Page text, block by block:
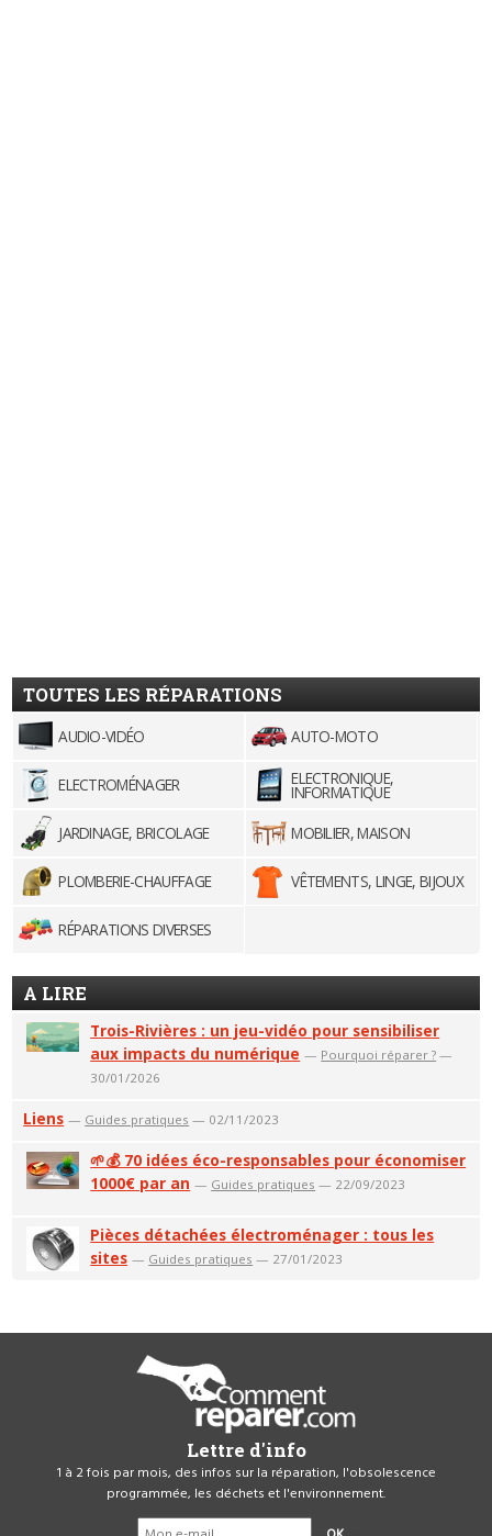
TOUTES LES RÉPARATIONS
AUDIO-VIDÉO AUTO-MOTO
ELECTROMÉNAGER ELECTRONIQUE,
INFORMATIQUE
JARDINAGE, BRICOLAGE
MOBILIER, MAISON
PLOMBERIE-CHAUFFAGE VÊTEMENTS, LINGE, BIJOUX
RÉPARATIONS DIVERSES
A LIRE
Trois-Rivières : un jeu-vidéo pour sensibiliser
aux impacts du numérique — Pourquoi réparer ? —
30/01/2026
Liens — Guides pratiques — 02/11/2023
🌱💰 70 idées éco-responsables pour économiser
1000€ par an — Guides pratiques — 22/09/2023
Pièces détachées électroménager : tous les
sites — Guides pratiques — 27/01/2023
Lettre d'info
1 à 2 fois par mois, des infos sur la réparation, l'obsolescence
programmée, les déchets et l'environnement.